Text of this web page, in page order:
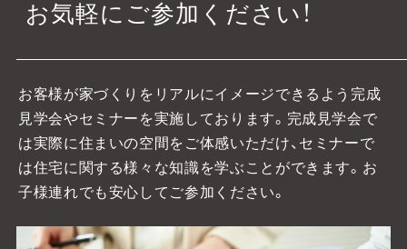
お気軽にご参加ください！
お客様が家づくりをリアルにイメージできるよう完成
見学会やセミナーを実施しております。 完成見学会で
は実際に住まいの空間をご体感いただけ、セミナーで
は住宅に関する様々な知識を学ぶことができます。お
子様連れでも安心してご参加ください。